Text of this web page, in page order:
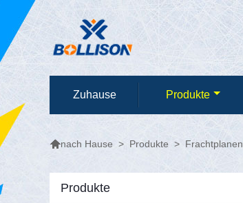
Zuhause Produkte
nach Hause > Produkte > Frachtplanen
Produkte